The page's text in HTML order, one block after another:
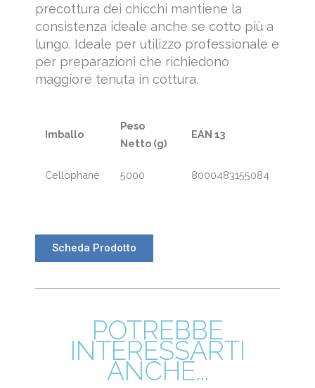
precottura dei chicchi mantiene la
consistenza ideale anche se cotto più a
lungo. Ideale per utilizzo professionale e
per preparazioni che richiedono
maggiore tenuta in cottura.
Imballo
Peso
Netto (g)
EAN 13
Cellophane 5000 8000483155084
Scheda Prodotto
POTREBBE
INTERESSARTI
ANCHE...